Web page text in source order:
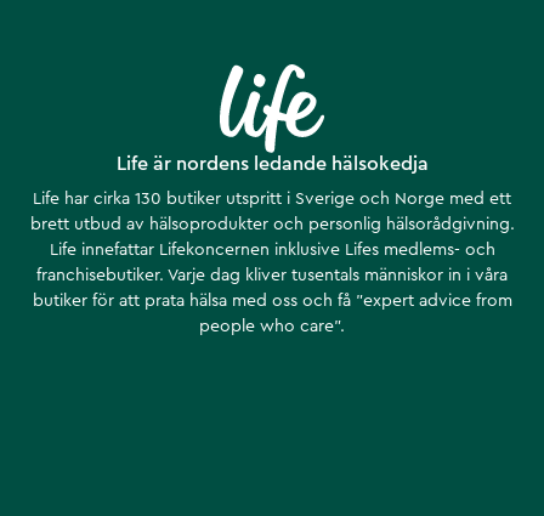
Life är nordens ledande hälsokedja
Life har cirka 130 butiker utspritt i Sverige och Norge med ett
brett utbud av hälsoprodukter och personlig hälsorådgivning.
Life innefattar Lifekoncernen inklusive Lifes medlems- och
franchisebutiker. Varje dag kliver tusentals människor in i våra
butiker för att prata hälsa med oss och få ”expert advice from
people who care”.